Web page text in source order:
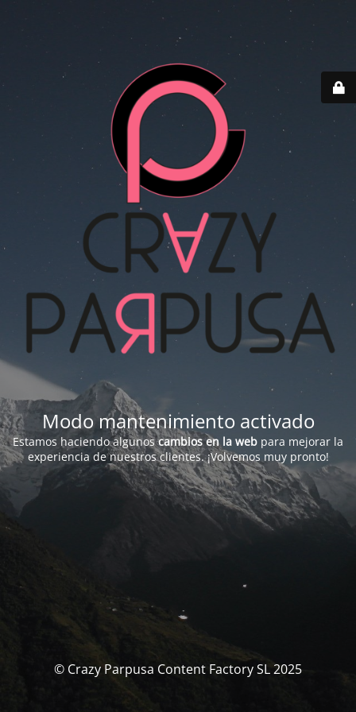
Modo mantenimiento activado
Estamos haciendo algunoscambios en la web para mejorar la
experiencia de nuestros clientes. ¡Volvemos muy pronto!
© Crazy Parpusa Content Factory SL 2025